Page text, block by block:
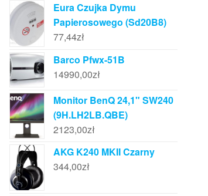
Eura Czujka Dymu
Papierosowego (Sd20B8)
77,44zł
Barco Pfwx-51B
14990,00zł
Monitor BenQ 24,1" SW240
(9H.LH2LB.QBE)
2123,00zł
AKG K240 MKII Czarny
344,00zł